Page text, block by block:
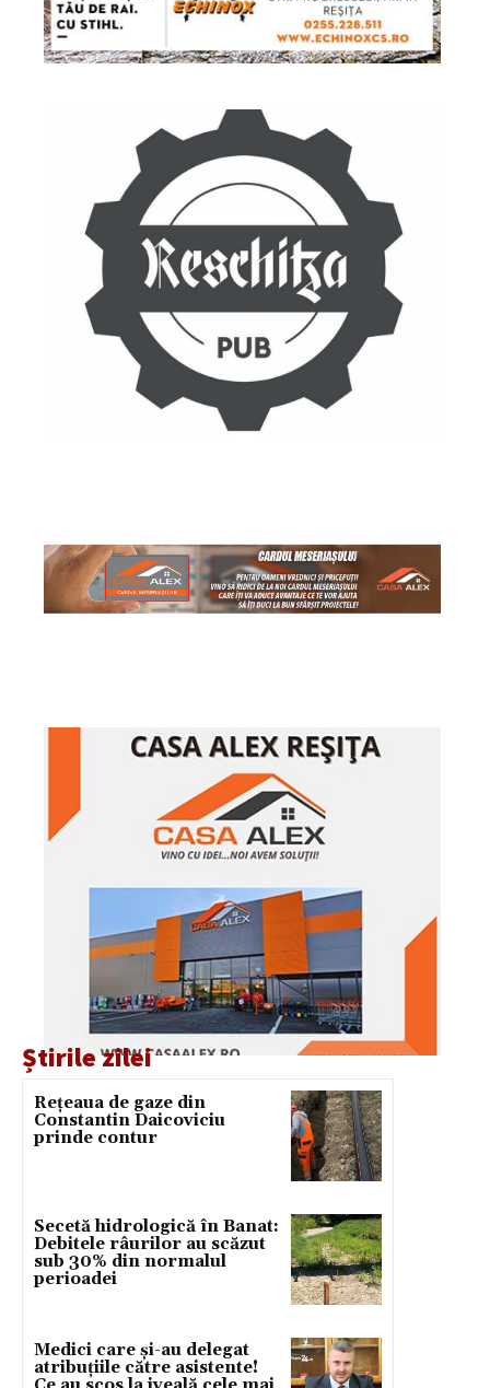
Știrile zilei
Rețeaua de gaze din
Constantin Daicoviciu
prinde contur
Secetă hidrologică în Banat:
Debitele râurilor au scăzut
sub 30% din normalul
perioadei
Medici care și-au delegat
atribuțiile către asistente!